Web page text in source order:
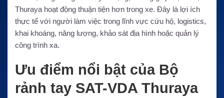
Thuraya hoạt động thuận tiện hơn trong xe. Đây là lợi ích
thực tế với người làm việc trong lĩnh vực cứu hộ, logistics,
khai khoáng, năng lượng, khảo sát địa hình hoặc quản lý
công trình xa.
Ưu điểm nổi bật của Bộ
rảnh tay SAT-VDA Thuraya